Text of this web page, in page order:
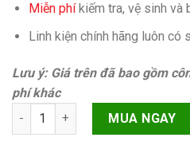
Miễn phíkiếm tra, vệ sinh và
Linh kiện chính hãng luôn có
Lưu ý: Giá trên đã bao gồm
phí khác
Camera trước Samsung Galaxy
MUA NGAY